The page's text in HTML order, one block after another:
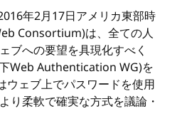
年2月17日アメリカ東部時
Consortium)は、全ての人
ブへの要望を具現化すべく
Web Authentication WG)を
ウェブ上でパスワードを使用
り柔軟で確実な方式を議論・